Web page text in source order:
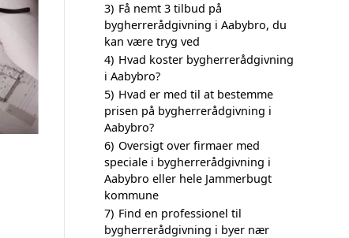
3) Få nemt 3 tilbud på
bygherrerådgivning i Aabybro, du
kan være tryg ved
4) Hvad koster bygherrerådgivning
i Aabybro?
5) Hvad er med til at bestemme
prisen på bygherrerådgivning i
Aabybro?
6) Oversigt over firmaer med
speciale i bygherrerådgivning i
Aabybro eller hele Jammerbugt
kommune
7) Find en professionel til
bygherrerådgivning i byer nær